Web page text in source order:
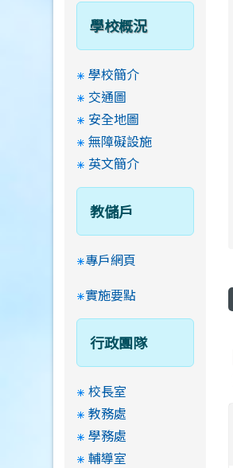
學校概況
學校簡介
交通圖
安全地圖
無障礙設施
英文簡介
教儲戶
專戶網頁
實施要點
行政團隊
校長室
教務處
學務處
輔導室